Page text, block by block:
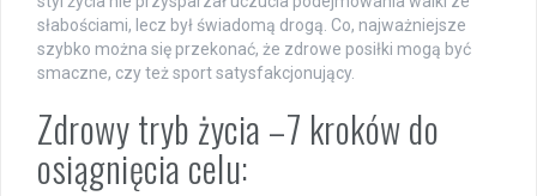
słabościami, lecz był świadomą drogą. Co, najważniejsze
szybko można się przekonać, że zdrowe posiłki mogą być
smaczne, czy też sport satysfakcjonujący.
Zdrowy tryb życia –7 kroków do
osiągnięcia celu: